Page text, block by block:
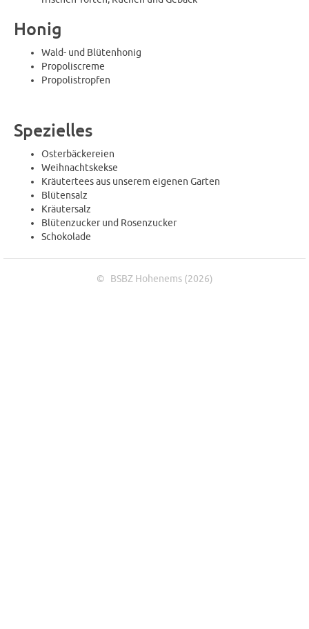
Honig
Wald- und Blütenhonig
Propoliscreme
Propolistropfen
Spezielles
Osterbäckereien
Weihnachtskekse
Kräutertees aus unserem eigenen Garten
Blütensalz
Kräutersalz
Blütenzucker und Rosenzucker
Schokolade
© BSBZ Hohenems (2026)